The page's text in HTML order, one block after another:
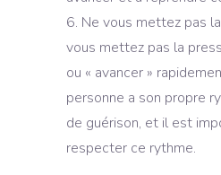
Ne vous mettez pas
vous mettez pas la
ou « avancer »
personne a son propre
de guérison, et il est
respecter ce rythme.